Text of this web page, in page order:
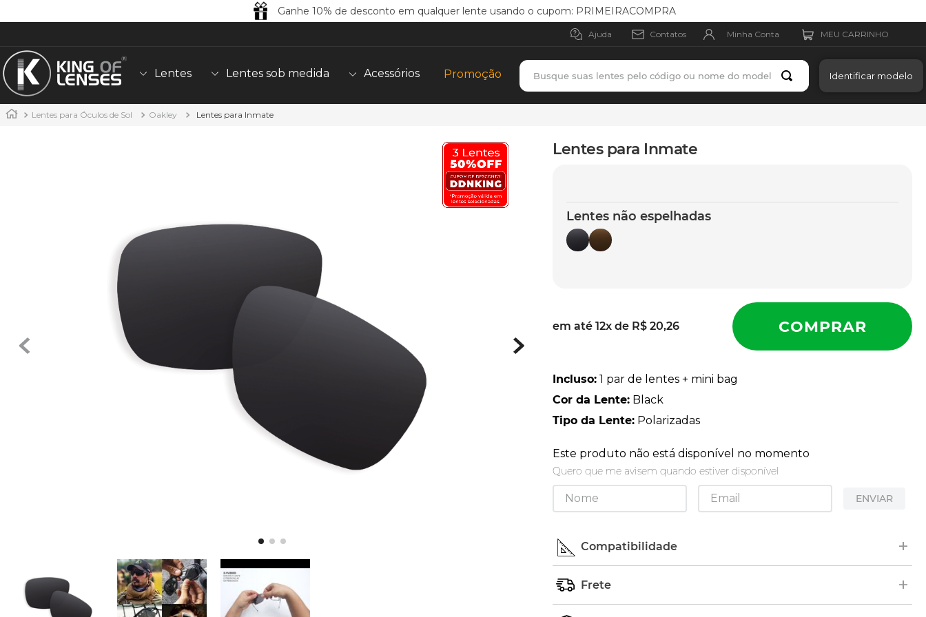
Ganhe 10% de desconto em qualquer lente usando o cupom: PRIMEIRACOMPRA
Ajuda Contatos Minha Conta
Lentes Lentes sob medida Acessórios Promoção
Busque suas lentes pelo código ou nome do modelo
Identificar modelo
Lentes para Óculos de Sol Oakley Lentes para Inmate
Lentes para Inmate
Lentes não espelhadas
em até12x de R$ 20,26
Incluso: 1 par de lentes + mini bag
Cor da Lente: Black
Tipo da Lente: Polarizadas
Este produto não está disponível no momento
Quero que me avisem quando estiver disponível
ENVIAR
Compatibilidade +
Procure pelo nome ou número de série (SKU) do modelo no
interior das hastes dos óculos. Em alguns modelos, as
borrachas ficam em cima.
Frete +
latch
sutro